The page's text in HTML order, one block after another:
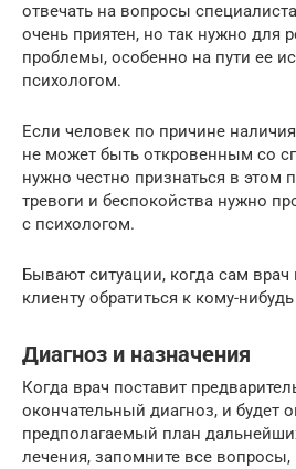
отвечать на вопросы
очень приятен, но так нужно для
проблемы, особенно на пути ее
психологом.
Если человек по причине
не может быть откровенным со
нужно честно признаться в этом
тревоги и беспокойства нужно
с психологом.
Бывают ситуации, когда сам врач
клиенту обратиться к кому-
Диагноз и назначения
Когда врач поставит
окончательный диагноз, и будет
предполагаемый план
лечения, запомните все вопросы,